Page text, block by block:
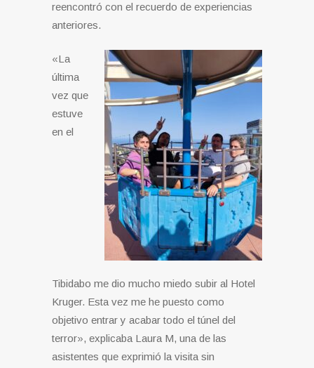
reencontró con el recuerdo de experiencias
anteriores.
«La
última
vez que
estuve
en el
Tibidabo me dio mucho miedo subir al Hotel
Kruger. Esta vez me he puesto como
objetivo entrar y acabar todo el túnel del
terror», explicaba Laura M, una de las
asistentes que exprimió la visita sin